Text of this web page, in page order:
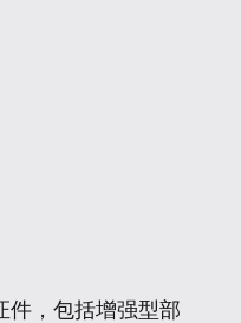
件，包括增强型部